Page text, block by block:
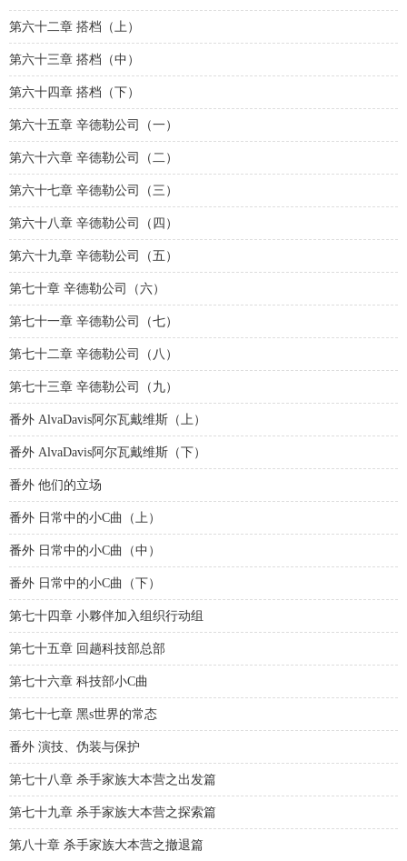
第六十二章 搭档（上）
第六十三章 搭档（中）
第六十四章 搭档（下）
第六十五章 辛德勒公司（一）
第六十六章 辛德勒公司（二）
第六十七章 辛德勒公司（三）
第六十八章 辛德勒公司（四）
第六十九章 辛德勒公司（五）
第七十章 辛德勒公司（六）
第七十一章 辛德勒公司（七）
第七十二章 辛德勒公司（八）
第七十三章 辛德勒公司（九）
番外 AlvaDavis阿尔瓦戴维斯（上）
番外 AlvaDavis阿尔瓦戴维斯（下）
番外 他们的立场
番外 日常中的小C曲（上）
番外 日常中的小C曲（中）
番外 日常中的小C曲（下）
第七十四章 小夥伴加入组织行动组
第七十五章 回趟科技部总部
第七十六章 科技部小C曲
第七十七章 黑s世界的常态
番外 演技、伪装与保护
第七十八章 杀手家族大本营之出发篇
第七十九章 杀手家族大本营之探索篇
第八十章 杀手家族大本营之撤退篇